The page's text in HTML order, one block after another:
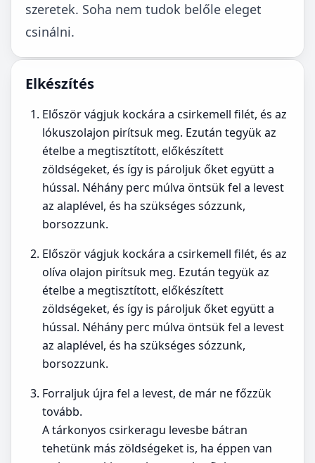
szeretek. Soha nem tudok belőle eleget
csinálni.
Elkészítés
Először vágjuk kockára a csirkemell filét, és az
lókuszolajon pirítsuk meg. Ezután tegyük az
ételbe a megtisztított, előkészített
zöldségeket, és így is pároljuk őket együtt a
hússal. Néhány perc múlva öntsük fel a levest
az alaplével, és ha szükséges sózzunk,
borsozzunk.
Először vágjuk kockára a csirkemell filét, és az
olíva olajon pirítsuk meg. Ezután tegyük az
ételbe a megtisztított, előkészített
zöldségeket, és így is pároljuk őket együtt a
hússal. Néhány perc múlva öntsük fel a levest
az alaplével, és ha szükséges sózzunk,
borsozzunk.
Forraljuk újra fel a levest, de már ne főzzük
tovább.
A tárkonyos csirkeragu levesbe bátran
tehetünk más zöldségeket is, ha éppen van